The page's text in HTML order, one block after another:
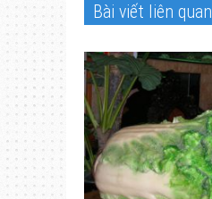
Bài viết liên quan